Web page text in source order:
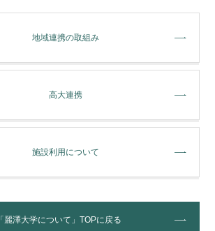
地域連携の取組み
高大連携
施設利⽤について
「麗澤⼤学について」TOPに戻る